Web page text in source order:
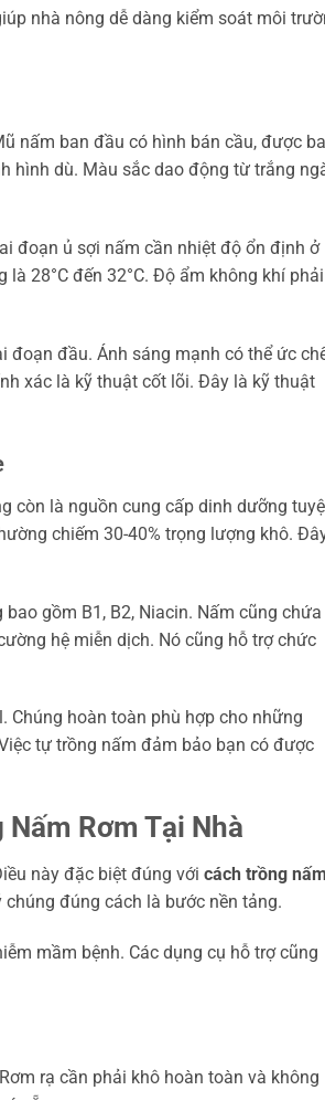
nhà nông dễ dàng kiểm soát môi
nấm ban đầu có hình bán cầu, được
hình dù. Màu sắc dao động từ trắng
đoạn ủ sợi nấm cần nhiệt độ ổn định ở
là 28°C đến 32°C. Độ ẩm không khí phải
đoạn đầu. Ánh sáng mạnh có thể ức
xác là kỹ thuật cốt lõi. Đây là kỹ thuật
còn là nguồn cung cấp dinh dưỡng
chiếm 30-40% trọng lượng khô.
gồm B1, B2, Niacin. Nấm cũng chứa
hệ miễn dịch. Nó cũng hỗ trợ chức
Chúng hoàn toàn phù hợp cho những
tự trồng nấm đảm bảo bạn có được
Rơm Tại Nhà
này đặc biệt đúng với cách trồng
đúng cách là bước nền tảng.
mầm bệnh. Các dụng cụ hỗ trợ cũng
rạ cần phải khô hoàn toàn và không